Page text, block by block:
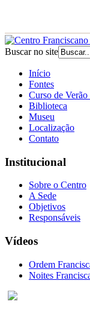
Buscar no site
Início
Fontes
Curso de
Biblioteca
Museu
Localização
Contato
Institucional
Sobre o Centro
A Sede
Objetivos
Responsáveis
Vídeos
Ordem
Noites